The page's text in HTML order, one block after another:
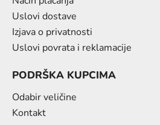
Uslovi dostave
Izjava o privatnosti
Uslovi povrata i reklamacije
PODRŠKA KUPCIMA
Odabir veličine
Kontakt